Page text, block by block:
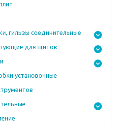
гильзы соединительные
для щитов
установочные